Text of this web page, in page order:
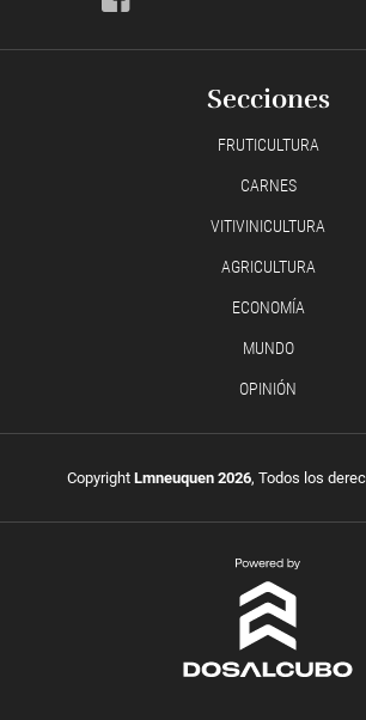
Secciones
FRUTICULTURA
CARNES
VITIVINICULTURA
AGRICULTURA
ECONOMÍA
MUNDO
OPINIÓN
Copyright Lmneuquen 2026, Todos los